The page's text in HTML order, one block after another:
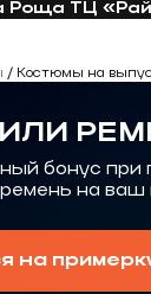
Роща ТЦ
/ Костюмы на
бонус
на ваш
на